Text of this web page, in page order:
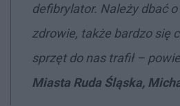
defibrylator. Należy dbać
zdrowie, także bardzo się
sprzęt do nas trafił –
Miasta Ruda Śląska,